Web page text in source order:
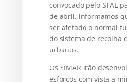
convocado pelo STAL
de abril, informamos
ser afetado o normal
do sistema de recolha
urbanos.
Os SIMAR irão
esforços com vista a